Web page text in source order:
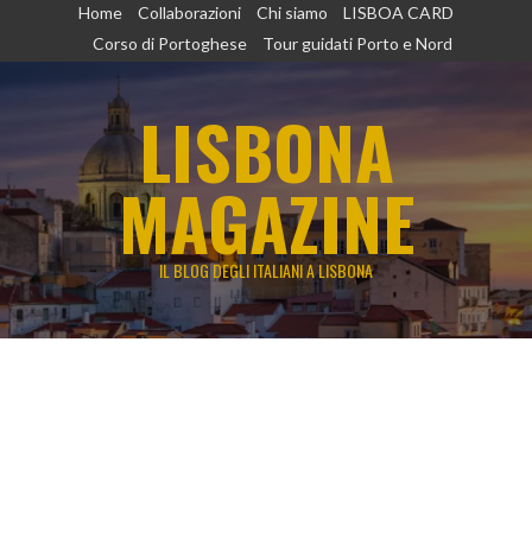
Home Collaborazioni Chi siamo
LISBOA CARD
Corso di Portoghese
Tour guidati Porto e Nord
LISBONA
MAGAZINE
IL BLOG DEGLI ITALIANI A LISBONA